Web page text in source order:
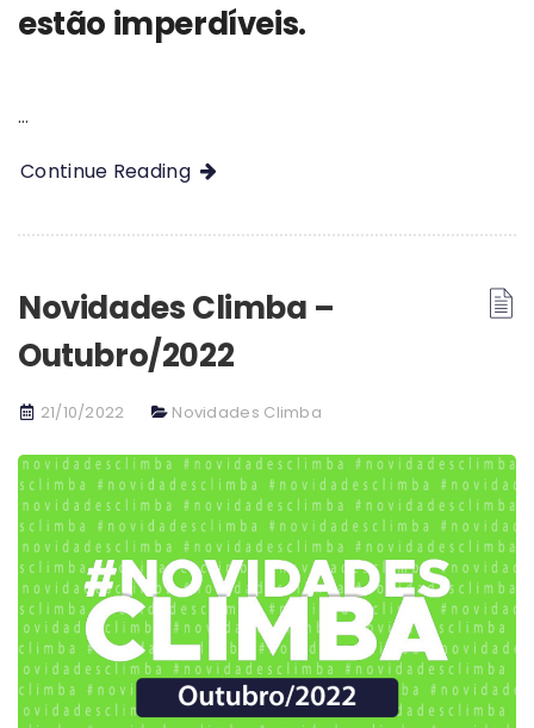
estão imperdíveis.
…
Continue Reading
Novidades Climba –
Outubro/2022
21/10/2022 Novidades Climba